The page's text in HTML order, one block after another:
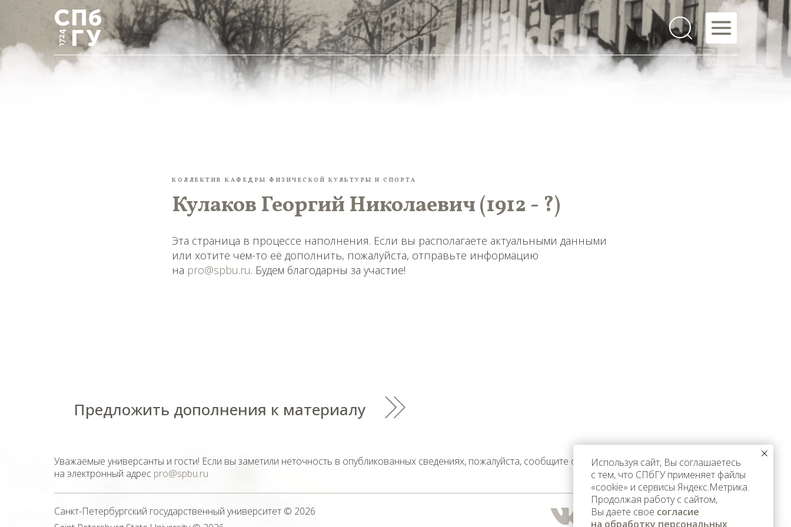
КОЛЛЕКТИВ КАФЕДРЫ ФИЗИЧЕСКОЙ КУЛЬТУРЫ И СПОРТА
Кулаков Георгий Николаевич (1912 - ?)
Эта страница в процессе наполнения. Если вы располагаете актуальными данными
или хотите чем-то её дополнить, пожалуйста, отправьте информацию
на pro@spbu.ru. Будем благодарны за участие!
Предложить дополнения к материалу
Уважаемые универсанты и гости! Если вы заметили неточность в опубликованных сведениях, пожалуйста, сообщите об этом
на электронный адрес pro@spbu.ru
Санкт-Петербургский государственный университет © 2026
Используя сайт, Вы соглашаетесь
с тем, что СПбГУ применяет файлы
«cookie» и сервисы Яндекс.Метрика.
Продолжая работу с сайтом,
Вы даете свое согласие
на обработку персональных